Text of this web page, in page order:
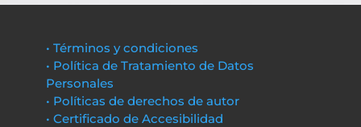
• Términos y condiciones
• Política de Tratamiento de Datos
Personales
• Políticas de derechos de autor
• Certificado de Accesibilidad